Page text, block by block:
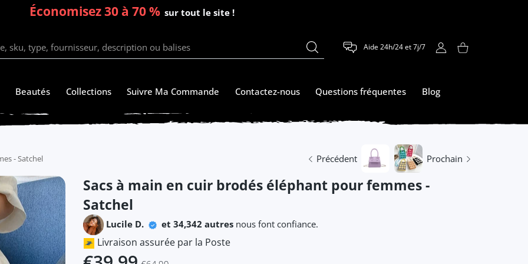
Économisez 30 à 70 % sur tout le site !
Aide 24h/24 et 7j/7 COMPTE D'UTILISATEUR
Panier
Beautés Collections Suivre Ma Commande Contactez-nous Questions fréquentes Blog
- Satchel Précédent Prochain
Sacs à main en cuir brodés éléphant pour femmes -
Satchel
Lucile D. et 34,342 autresnous font confiance.
Livraison assurée par la Poste